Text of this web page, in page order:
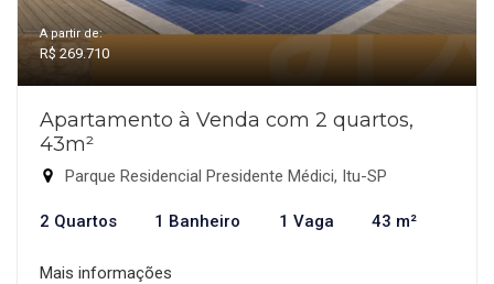
A partir de:
R$ 269.710
Apartamento à Venda com 2 quartos,
43m²
Parque Residencial Presidente Médici, Itu-SP
2 Quartos 1 Banheiro 1 Vaga 43 m²
Mais informações